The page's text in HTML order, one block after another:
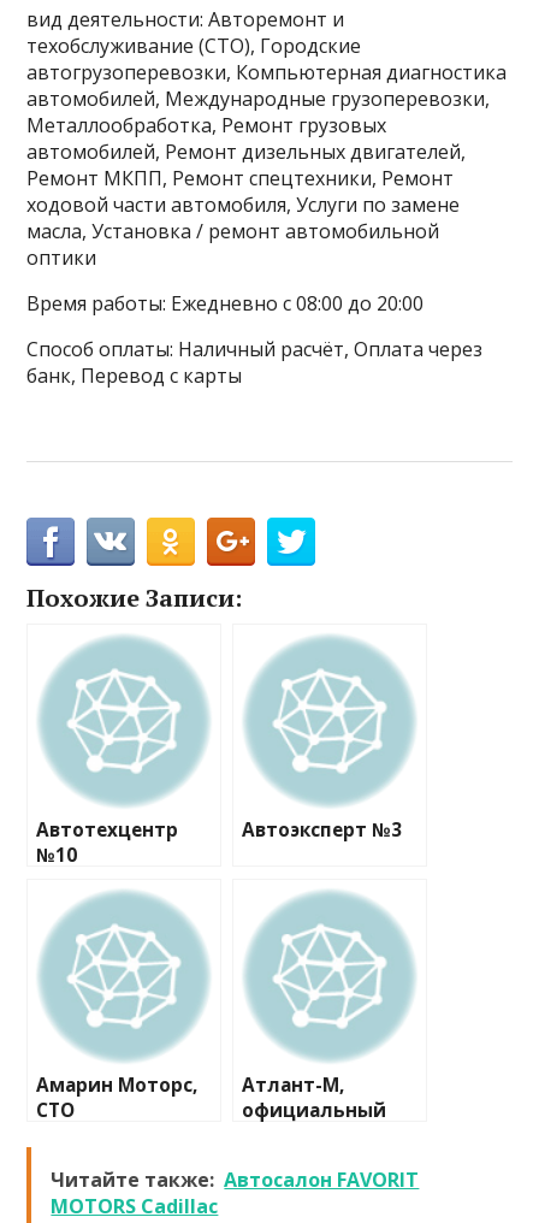
вид деятельности: Авторемонт и
техобслуживание (СТО), Городские
автогрузоперевозки, Компьютерная диагностика
автомобилей, Международные грузоперевозки,
Металлообработка, Ремонт грузовых
автомобилей, Ремонт дизельных двигателей,
Ремонт МКПП, Ремонт спецтехники, Ремонт
ходовой части автомобиля, Услуги по замене
масла, Установка / ремонт автомобильной
оптики
Время работы: Ежедневно с 08:00 до 20:00
Способ оплаты: Наличный расчёт, Оплата через
банк, Перевод с карты
Похожие Записи:
Автотехцентр
№10
Автоэксперт №3
Амарин Моторс,
СТО
Атлант-М,
официальный
Читайте также: Автосалон FAVORIT
MOTORS Cadillac